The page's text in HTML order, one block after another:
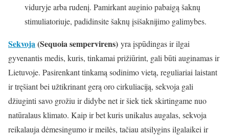
viduryje arba rudenį. Pamirkant auginio pabaigą šaknų
stimuliatoriuje, padidinsite šaknų įsišaknijimo galimybes.
Sekvoja(Sequoia sempervirens) yra įspūdingas ir ilgai
gyvenantis medis, kuris, tinkamai prižiūrint, gali būti auginamas ir
Lietuvoje. Pasirenkant tinkamą sodinimo vietą, reguliariai laistant
ir tręšiant bei užtikrinant gerą oro cirkuliaciją, sekvoja gali
džiuginti savo grožiu ir didybe net ir šiek tiek skirtingame nuo
natūralaus klimato. Kaip ir bet kuris unikalus augalas, sekvoja
reikalauja dėmesingumo ir meilės, tačiau atsilygins ilgalaikei ir